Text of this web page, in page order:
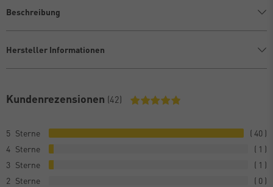
Beschreibung
Hersteller Informationen
Kundenrezensionen (42)
5
40
4
1
3
1
2
0